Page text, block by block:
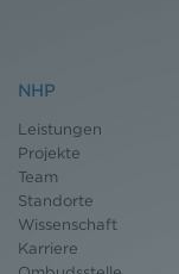
NHP
Leistungen
Projekte
Team
Standorte
Wissenschaft
Karriere